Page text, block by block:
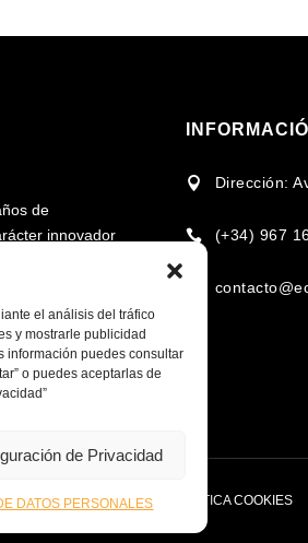
el análisis del tráfico
y mostrarle publicidad
información puedes consultar
o puedes aceptarlas de
de Privacidad
DATOS PERSONALES
de
innovador
al uso de la
en la
para fomentar
zona y/o
 Dirección:
 (+34) 967
POLITICA PRIVACIDAD POLÍTICA COOKIES